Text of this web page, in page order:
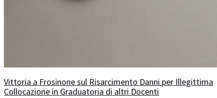
Vittoria a Frosinone sul Risarcimento Danni per Illegittima
Collocazione in Graduatoria di altri Docenti